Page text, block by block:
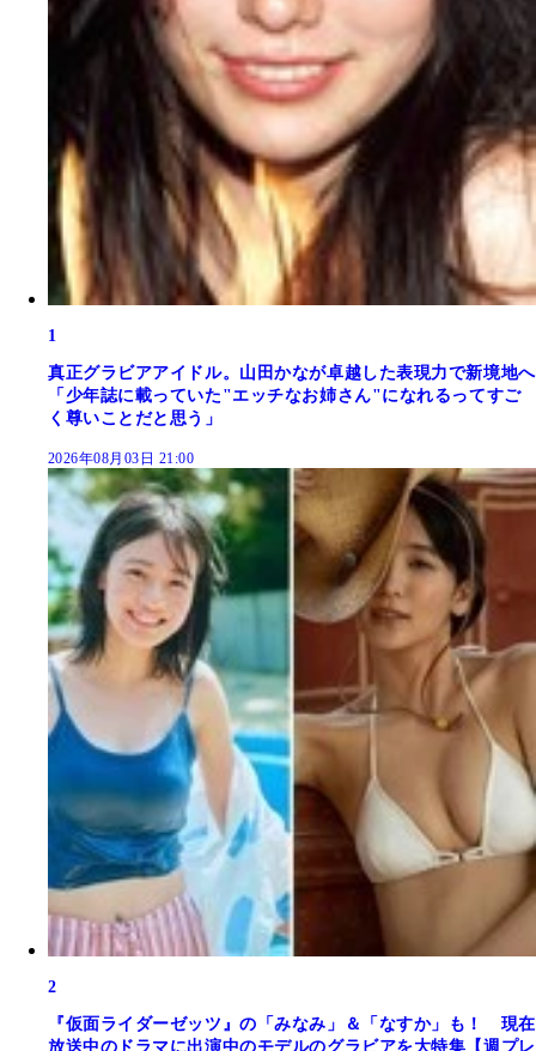
1
真正グラビアアイドル。山田かなが卓越した表現力で新境地へ
「少年誌に載っていた"エッチなお姉さん"になれるってすご
く尊いことだと思う」
2026年08月03日 21:00
2
『仮面ライダーゼッツ』の「みなみ」＆「なすか」も！ 現在
放送中のドラマに出演中のモデルのグラビアを大特集【週プレ